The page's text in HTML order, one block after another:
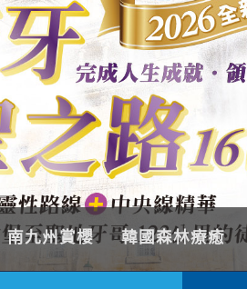
南九州賞櫻 韓國森林療癒